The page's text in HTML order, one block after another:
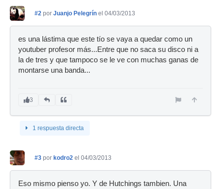
#2 por Juanjo Pelegrín el 04/03/2013
es una lástima que este tío se vaya a quedar como un
youtuber profesor más...Entre que no saca su disco ni a
la de tres y que tampoco se le ve con muchas ganas de
montarse una banda...
3
1 respuesta directa
#3 por kodro2 el 04/03/2013
Eso mismo pienso yo. Y de Hutchings tambien. Una